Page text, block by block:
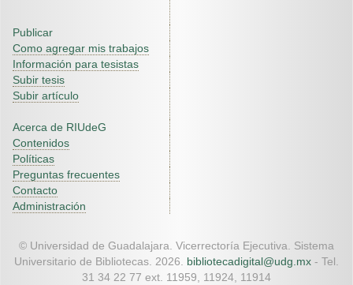
Publicar
Como agregar mis trabajos
Información para tesistas
Subir tesis
Subir artículo
Acerca de RIUdeG
Contenidos
Políticas
Preguntas frecuentes
Contacto
Administración
© Universidad de Guadalajara. Vicerrectoría Ejecutiva. Sistema
Universitario de Bibliotecas. 2026. bibliotecadigital@udg.mx - Tel.
31 34 22 77 ext. 11959, 11924, 11914